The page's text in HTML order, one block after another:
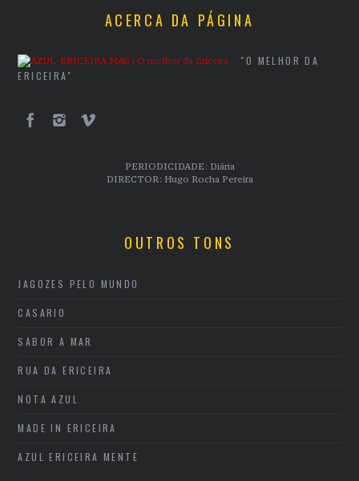
ACERCA DA PÁGINA
"O MELHOR DA
ERICEIRA"
PERIODICIDADE: Diária
DIRECTOR: Hugo Rocha Pereira
OUTROS TONS
JAGOZES PELO MUNDO
CASARIO
SABOR A MAR
RUA DA ERICEIRA
NOTA AZUL
MADE IN ERICEIRA
AZUL ERICEIRA MENTE